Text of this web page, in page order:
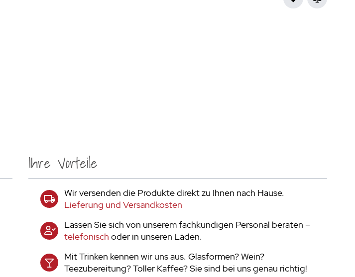
Ihre Vorteile
Wir versenden die Produkte direkt zu Ihnen nach Hause.
Lieferung und Versandkosten
Lassen Sie sich von unserem fachkundigen Personal beraten –
telefonisch oder in unseren Läden.
Mit Trinken kennen wir uns aus. Glasformen? Wein?
Teezubereitung? Toller Kaffee? Sie sind bei uns genau richtig!